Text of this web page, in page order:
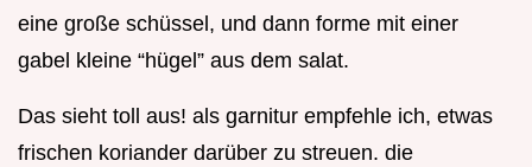
eine große schüssel, und dann forme mit einer
gabel kleine “hügel” aus dem salat.
Das sieht toll aus! als garnitur empfehle ich, etwas
frischen koriander darüber zu streuen. die